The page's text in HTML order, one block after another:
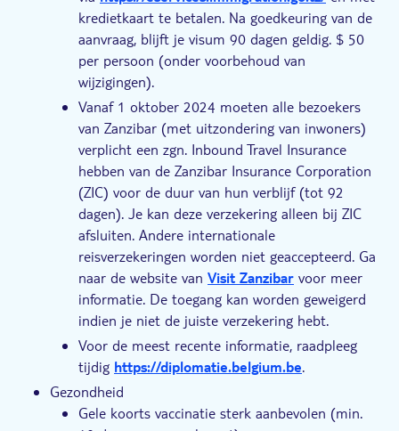
kredietkaart te betalen. Na goedkeuring van de
aanvraag, blijft je visum 90 dagen geldig. $ 50
per persoon (onder voorbehoud van
wijzigingen).
Vanaf 1 oktober 2024 moeten alle bezoekers
van Zanzibar (met uitzondering van inwoners)
verplicht een zgn. Inbound Travel Insurance
hebben van de Zanzibar Insurance Corporation
(ZIC) voor de duur van hun verblijf (tot 92
dagen). Je kan deze verzekering alleen bij ZIC
afsluiten. Andere internationale
reisverzekeringen worden niet geaccepteerd. Ga
naar de website van Visit Zanzibar voor meer
informatie. De toegang kan worden geweigerd
indien je niet de juiste verzekering hebt.
Voor de meest recente informatie, raadpleeg
tijdig https://diplomatie.belgium.be.
Gezondheid
Gele koorts vaccinatie sterk aanbevolen (min.